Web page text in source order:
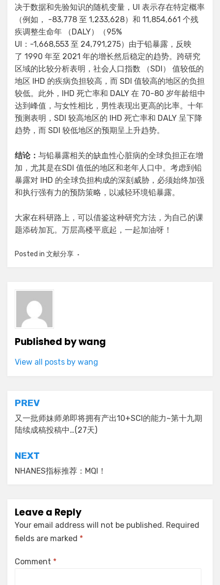
决于数据和先验知识的随机变量，UI 表示存在特定概率
（例如， -83,778 至 1,233,628）和 11,854,661 个残
疾调整生命年 （DALY）（95%
UI：-1,668,553 至 24,791,275）由于铅暴露，反映
了 1990 年至 2021 年的增长然后稳定的趋势。跨研究
区域的比较分析表明，社会人口指数 （SDI） 值较低的
地区 IHD 的疾病负担较高，而 SDI 值较高的地区的负担
较低。此外，IHD 死亡率和 DALY 在 70-80 岁年龄组中
达到峰值，与女性相比，男性表现出更高的比率。十年
预测表明，SDI 较高地区的 IHD 死亡率和 DALY 呈下降
趋势，而 SDI 较低地区的预期呈上升趋势。
结论： 与铅暴露相关的缺血性心脏病的全球负担正在增
加，尤其是在SDI 值低的地区和老年人口中。考虑到铅
暴露对 IHD 的全球负担构成的深刻威胁，必须始终加强
和执行强有力的预防策略，以减轻环境铅暴露。
大家在科研路上，可以借鉴这种研究方法，为自己的课
题添砖加瓦。万层高楼平底起，一起加油呀！
Posted in 文献分享
Published bywang
View all posts by wang
Post
navigation
PREV
又一批师妹师弟即将拥有产出10+SCI的能力~第十九期
陆续成稿投稿中…(27天)
NEXT
NHANES指标推荐：MQI！
Leave a Reply
Your email address will not be published. Required
fields are marked *
Comment *